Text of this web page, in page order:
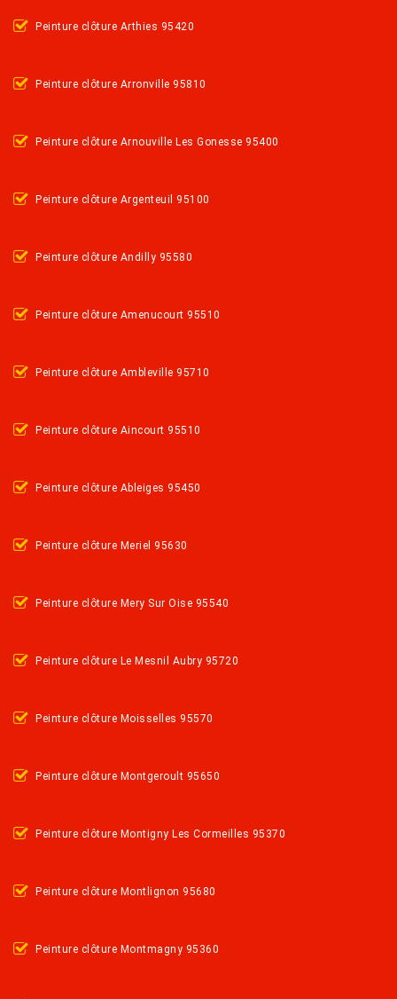
Peinture clôture Arthies 95420
Peinture clôture Arronville 95810
Peinture clôture Arnouville Les Gonesse 95400
Peinture clôture Argenteuil 95100
Peinture clôture Andilly 95580
Peinture clôture Amenucourt 95510
Peinture clôture Ambleville 95710
Peinture clôture Aincourt 95510
Peinture clôture Ableiges 95450
Peinture clôture Meriel 95630
Peinture clôture Mery Sur Oise 95540
Peinture clôture Le Mesnil Aubry 95720
Peinture clôture Moisselles 95570
Peinture clôture Montgeroult 95650
Peinture clôture Montigny Les Cormeilles 95370
Peinture clôture Montlignon 95680
Peinture clôture Montmagny 95360